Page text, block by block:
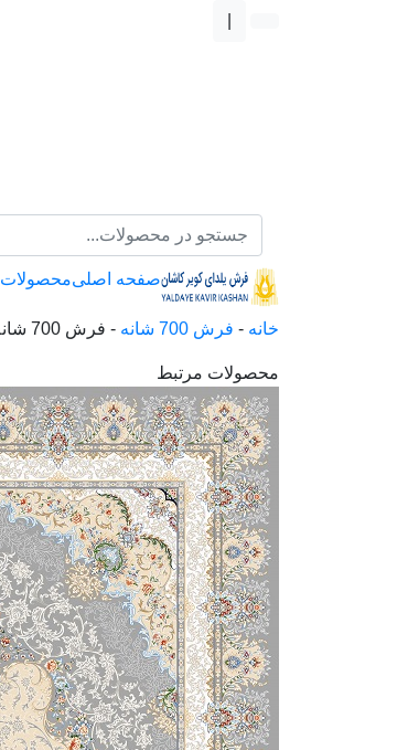
صفحه اصلیمحصولات
خانه - فرش 700 شانه - فرش 700 شانه طرح جمیل
محصولات مرتبط